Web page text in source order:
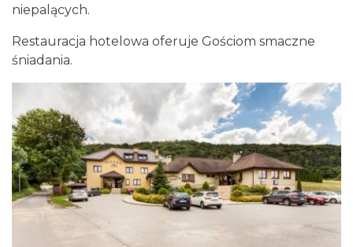
niepalących.
Restauracja hotelowa oferuje Gościom smaczne
śniadania.